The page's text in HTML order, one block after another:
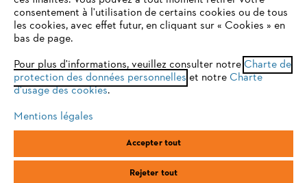
Conditions Générales de Vente
Mentions légales Cookies
Conditions de garantie
ANDREAS STIHL SAS, 1 rue des Epinettes, ZI Nord de Torcy, 77200
Vous utilisez un navigateur Internet que nous ne prenons plus
en charge, et certaines fonctionnalités de notre site ne
peuvent fonctionner correctement. Pour une utilisation
optimale de notre site, nous vous recommandons de passer à
l'un des navigateurs suivants :
firefox chrome
consentement à l'utilisation de certains cookies ou de tous
les cookies, avec effet futur, en cliquant sur « Cookies » en
bas de page.
Pour plus d'informations, veuillez consulter notre Charte de
protection des données personnelles et notre Charte
d'usage des cookies.
Mentions légales
Accepter tout
Rejeter tout